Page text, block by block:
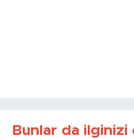
Bunlar da ilginizi